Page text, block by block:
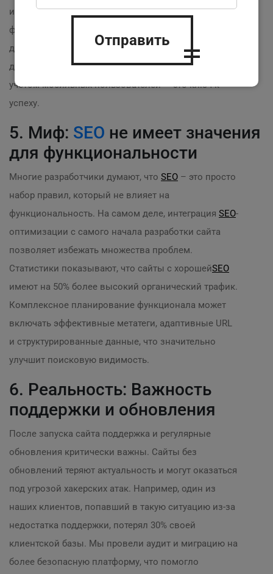
игнорировать эту статистику! Ваша
функциональность должна быть не только
доступной на ПК, но и полностью адаптированной
для мобильных. Разработкалендинг-пейджей
учетом мобильных пользователей — это ключ к
успеху.
5. Миф: SEO не имеет значения
для функциональности
Многие разработчики думают, что SEO – это просто
набор правил, который не влияет на
функциональность. На самом деле, интеграция SEO-
оптимизации с самого начала разработки сайта
позволяет избежать множества проблем.
Статистики показывают, что сайты с хорошейSEO
имеют на 50% более высокий органический трафик.
Комплексное планирование функционала может
включать эффективные метатеги, адаптивные URL
и структурированные данные, что значительно
улучшит поисковую видимость.
6. Реальность: Важность
поддержки и обновления
После запуска сайта поддержка и регулярные
обновления критически важны. Сайты без
обновлений теряют актуальность и могут оказаться
под угрозой хакерских атак. Например, один из
наших клиентов, попавший в такую ситуацию из-за
недостатка поддержки, потерял 30% своей
клиентской базы. Мы провели аудит и миграцию на
более безопасную платформу, что помогло
Отправить